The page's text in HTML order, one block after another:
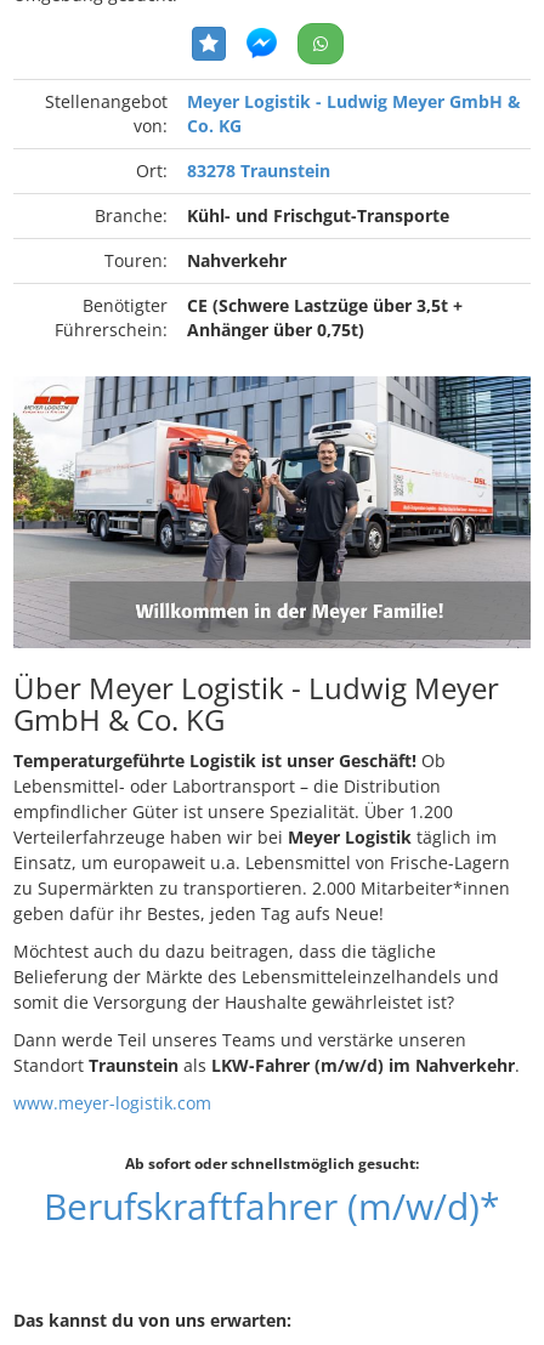
Stellenangebot
von:
Meyer Logistik - Ludwig Meyer GmbH &
Co. KG
Ort:
83278 Traunstein
Branche:
Kühl- und Frischgut-Transporte
Touren:
Nahverkehr
Benötigter
Führerschein:
CE (Schwere Lastzüge über 3,5t +
Anhänger über 0,75t)
Über Meyer Logistik - Ludwig Meyer
GmbH & Co. KG
Temperaturgeführte Logistik ist unser Geschäft! Ob
Lebensmittel- oder Labortransport – die Distribution
empfindlicher Güter ist unsere Spezialität. Über 1.200
Verteilerfahrzeuge haben wir bei Meyer Logistik täglich im
Einsatz, um europaweit u.a. Lebensmittel von Frische-Lagern
zu Supermärkten zu transportieren. 2.000 Mitarbeiter*innen
geben dafür ihr Bestes, jeden Tag aufs Neue!
Möchtest auch du dazu beitragen, dass die tägliche
Belieferung der Märkte des Lebensmitteleinzelhandels und
somit die Versorgung der Haushalte gewährleistet ist?
Dann werde Teil unseres Teams und verstärke unseren
Standort Traunstein als LKW-Fahrer (m/w/d) im Nahverkehr.
www.meyer-logistik.com
Ab sofort oder schnellstmöglich gesucht:
Berufskraftfahrer (m/w/d)*
Das kannst du von uns erwarten: